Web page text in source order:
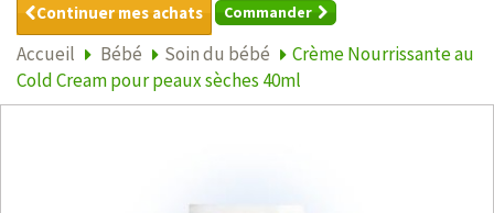
Continuer mes achats Commander
Accueil Bébé Soin du bébé
Crème Nourrissante au
Cold Cream pour peaux sèches 40ml